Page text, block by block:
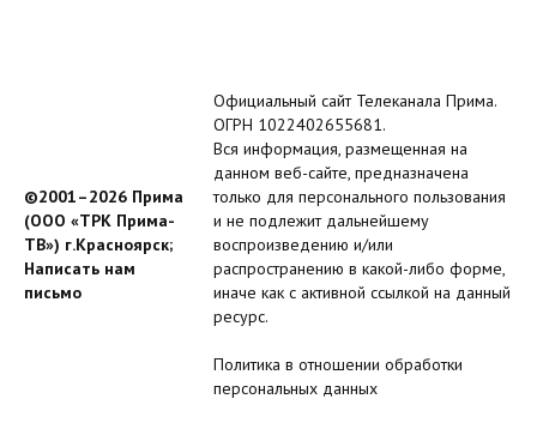
©2001–2026 Прима
(ООО «ТРК Прима-
ТВ») г.Красноярск;
Написать нам
письмо
Официальный сайт Телеканала Прима.
ОГРН 1022402655681.
Вся информация, размещенная на
данном веб-сайте, предназначена
только для персонального пользования
и не подлежит дальнейшему
воспроизведению и/или
распространению в какой-либо форме,
иначе как с активной ссылкой на данный
ресурс.
Политика в отношении обработки
персональных данных